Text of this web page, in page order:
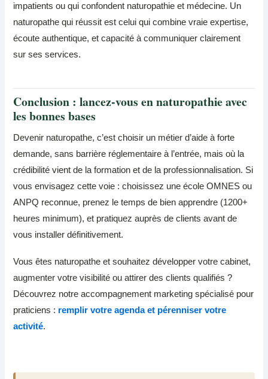
impatients ou qui confondent naturopathie et médecine. Un
naturopathe qui réussit est celui qui combine vraie expertise,
écoute authentique, et capacité à communiquer clairement
sur ses services.
Conclusion : lancez-vous en naturopathie avec
les bonnes bases
Devenir naturopathe, c’est choisir un métier d’aide à forte
demande, sans barrière réglementaire à l’entrée, mais où la
crédibilité vient de la formation et de la professionnalisation. Si
vous envisagez cette voie : choisissez une école OMNES ou
ANPQ reconnue, prenez le temps de bien apprendre (1200+
heures minimum), et pratiquez auprès de clients avant de
vous installer définitivement.
Vous êtes naturopathe et souhaitez développer votre cabinet,
augmenter votre visibilité ou attirer des clients qualifiés ?
Découvrez notre accompagnement marketing spécialisé pour
praticiens : remplir votre agenda et pérenniser votre
activité.